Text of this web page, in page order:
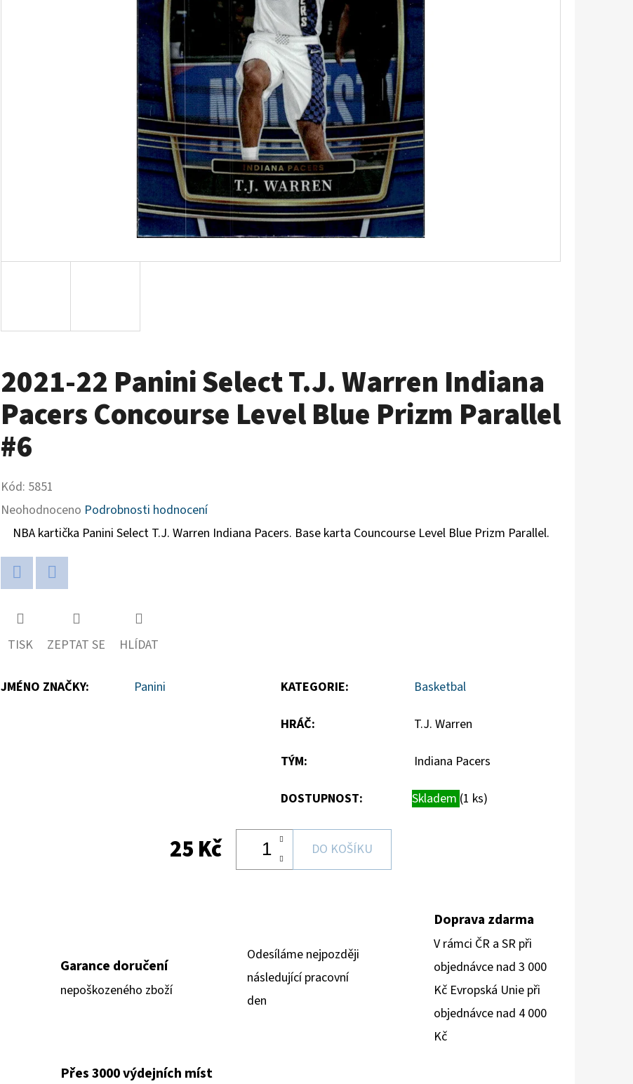
2021-22 Panini Select T.J. Warren Indiana
Pacers Concourse Level Blue Prizm Parallel
#6
Kód: 5851
Průměrné
hodnocení
produktu
Neohodnoceno Podrobnosti hodnocení
NBA kartička Panini Select T.J. Warren Indiana Pacers. Base karta Councourse Level Blue Prizm Parallel.
TISK ZEPTAT SE HLÍDAT
JMÉNO ZNAČKY: Panini KATEGORIE: Basketbal
HRÁČ: T.J. Warren
TÝM: Indiana Pacers
DOSTUPNOST: Skladem (1 ks)
25 Kč DO KOŠÍKU
Garance doručení
nepoškozeného zboží
Odesíláme nejpozději
následující pracovní
den
Doprava zdarma
V rámci ČR a SR při
objednávce nad 3 000
Kč Evropská Unie při
objednávce nad 4 000
Kč
Přes 3000 výdejních míst
POKÉMON TCG: ME05 - PITCH BLACK
BOOSTER BUNDLE
990 Kč